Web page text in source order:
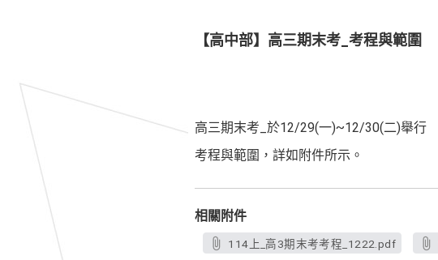
【高中部】高三期末考_考程與範圍
高三期末考_於12/29(一)~12/30(二)舉行
考程與範圍，詳如附件所示。
相關附件
114上_高3期末考考程_1222.pdf